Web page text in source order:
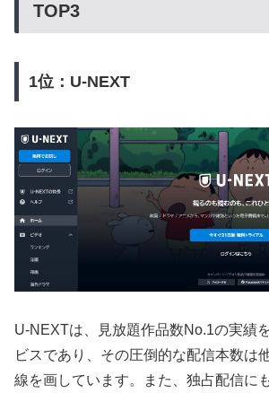
TOP3
1位：U-NEXT
U-NEXTは、見放題作品数No.1の実績
ビスであり、その圧倒的な配信本数は
線を画しています。また、独占配信に